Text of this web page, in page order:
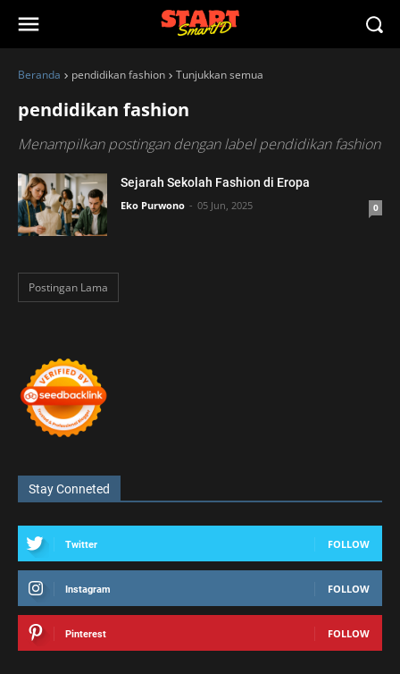
Beranda pendidikan fashion Tunjukkan semua
pendidikan fashion
Menampilkan postingan dengan labelpendidikan fashion
Sejarah Sekolah Fashion di Eropa
Eko Purwono 05 Jun, 2025 0
Postingan Lama
Stay Conneted
Twitter FOLLOW
Instagram FOLLOW
Pinterest FOLLOW